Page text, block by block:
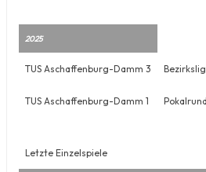
2025
TUS Aschaffenburg-Damm 3
TUS Aschaffenburg-Damm 1
Letzte Einzelspiele